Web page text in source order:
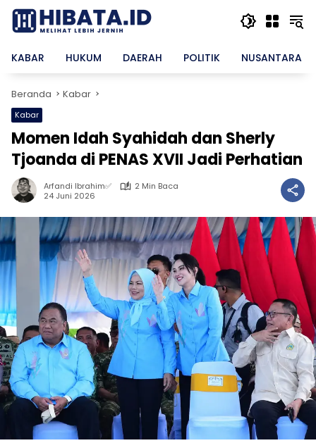
Langsung
konten
KABAR
HUKUM DAERAH POLITIK NUSANTARA
Beranda Kabar
Kabar
Momen Idah Syahidah dan Sherly
Tjoanda di PENAS XVII Jadi Perhatian
Arfandi Ibrahim✅
2 Min Baca
24 Juni 2026